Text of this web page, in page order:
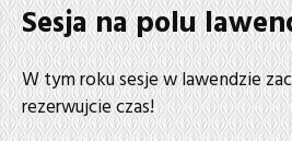
Sesja na polu
W tym roku sesje w lawendzie
rezerwujcie czas!